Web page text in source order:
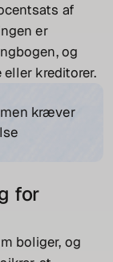
af
er
og
kreditorer.
kræver
for
boliger, og